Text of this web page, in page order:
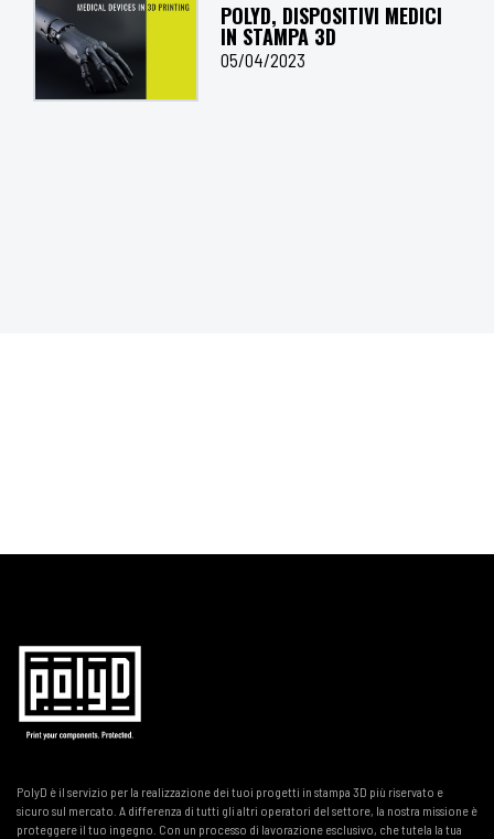
POLYD, DISPOSITIVI MEDICI
IN STAMPA 3D
05/04/2023
PolyD è il servizio per la realizzazione dei tuoi progetti in stampa 3D più riservato e
sicuro sul mercato. A differenza di tutti gli altri operatori del settore, la nostra missione è
proteggere il tuo ingegno. Con un processo di lavorazione esclusivo, che tutela la tua